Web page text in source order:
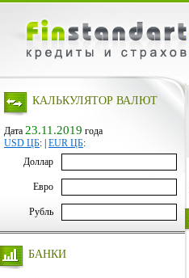
КАЛЬКУЛЯТОР ВАЛЮТ
Дата 23.11.2019 года
USD ЦБ: EUR ЦБ:
Доллар
Евро
Рубль
БАНКИ